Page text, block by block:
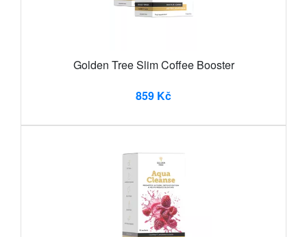
Golden Tree Slim Coffee Booster
859 Kč